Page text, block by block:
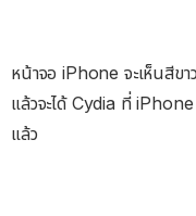
หน้าจอ iPhone จะเห็นสีข
แล้วจะได้ Cydia ที่ iPhone
แล้ว